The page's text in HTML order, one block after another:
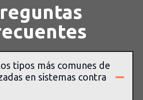
tipos más comunes de
en sistemas contra